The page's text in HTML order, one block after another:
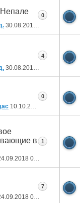
Непале
30.08.2019 23:05
0
30.08.2019 23:00
4
10.10.2018
0
в
06:58
1
06:56
7